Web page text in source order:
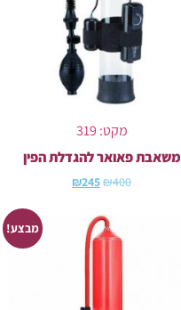
מקט: 319
משאבת פאואר להגדלת הפין
₪400
₪245
מבצע!